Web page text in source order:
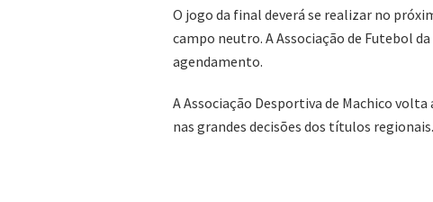
O jogo da final deverá se realizar no
campo neutro. A Associação de Futebol
agendamento.
A Associação Desportiva de Machico
nas grandes decisões dos títulos regionais.